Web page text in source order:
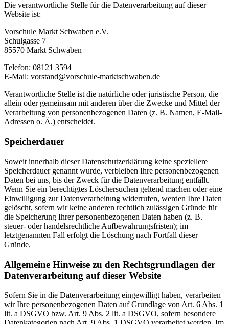
Die verantwortliche Stelle für die Datenverarbeitung auf dieser
Website ist:
Vorschule Markt Schwaben e.V.
Schulgasse 7
85570 Markt Schwaben
Telefon: 08121 3594
E-Mail: vorstand@vorschule-marktschwaben.de
Verantwortliche Stelle ist die natürliche oder juristische Person, die
allein oder gemeinsam mit anderen über die Zwecke und Mittel der
Verarbeitung von personenbezogenen Daten (z. B. Namen, E-Mail-
Adressen o. Ä.) entscheidet.
Speicherdauer
Soweit innerhalb dieser Datenschutzerklärung keine speziellere
Speicherdauer genannt wurde, verbleiben Ihre personenbezogenen
Daten bei uns, bis der Zweck für die Datenverarbeitung entfällt.
Wenn Sie ein berechtigtes Löschersuchen geltend machen oder eine
Einwilligung zur Datenverarbeitung widerrufen, werden Ihre Daten
gelöscht, sofern wir keine anderen rechtlich zulässigen Gründe für
die Speicherung Ihrer personenbezogenen Daten haben (z. B.
steuer- oder handelsrechtliche Aufbewahrungsfristen); im
letztgenannten Fall erfolgt die Löschung nach Fortfall dieser
Gründe.
Allgemeine Hinweise zu den Rechtsgrundlagen der
Datenverarbeitung auf dieser Website
Sofern Sie in die Datenverarbeitung eingewilligt haben, verarbeiten
wir Ihre personenbezogenen Daten auf Grundlage von Art. 6 Abs. 1
lit. a DSGVO bzw. Art. 9 Abs. 2 lit. a DSGVO, sofern besondere